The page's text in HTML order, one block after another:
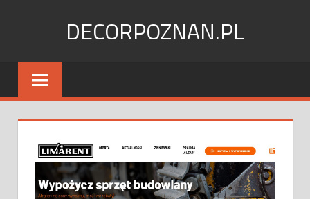
DECORPOZNAN.PL